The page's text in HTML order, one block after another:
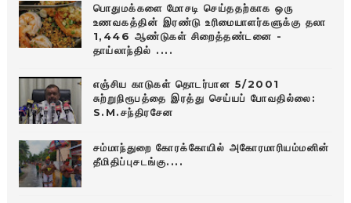
பொதுமக்களை மோசடி செய்ததற்காக ஒரு
உணவகத்தின் இரண்டு உரிமையாளர்களுக்கு தலா
1,446 ஆண்டுகள் சிறைத்தண்டனை -
தாய்லாந்தில் ....
எஞ்சிய காடுகள் தொடர்பான 5/2001
சுற்றுநிரூபத்தை இரத்து செய்யப் போவதில்லை:
S.M.சந்திரசேன
சம்மாந்துறை கோரக்கோயில் அகோரமாரியம்மனின்
தீமிதிப்புசடங்கு....